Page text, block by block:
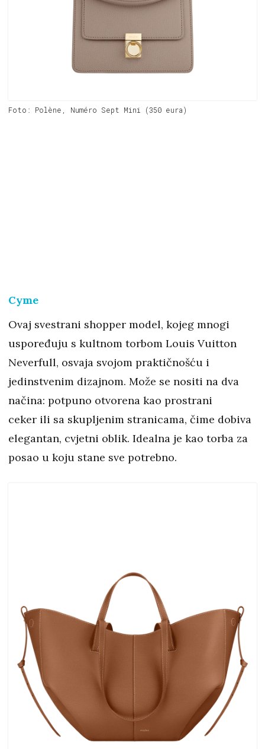
Foto: Polène, Numéro Sept Mini (350 eura)
Cyme
Ovaj svestrani shopper model, kojeg mnogi
uspoređuju s kultnom torbom Louis Vuitton
Neverfull, osvaja svojom praktičnošću i
jedinstvenim dizajnom. Može se nositi na dva
načina: potpuno otvorena kao prostrani
ceker ili sa skupljenim stranicama, čime dobiva
elegantan, cvjetni oblik. Idealna je kao torba za
posao u koju stane sve potrebno.